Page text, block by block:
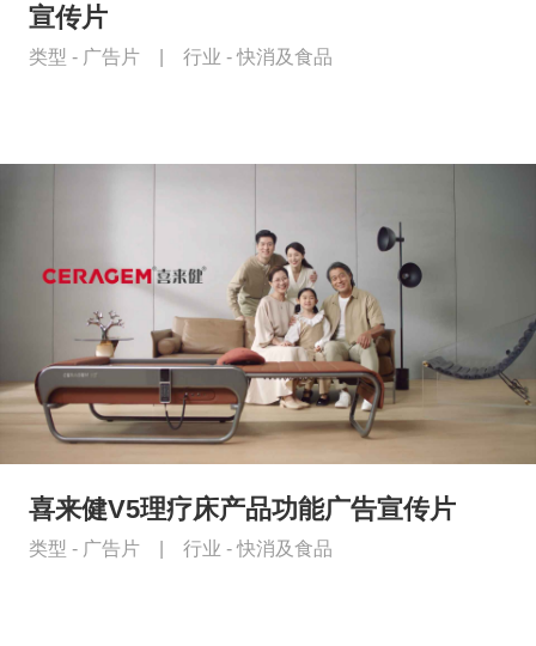
宣传片
类型 - 广告片 行业 -快消及食品
喜来健V5理疗床产品功能广告宣传片
类型 - 广告片 行业 -快消及食品